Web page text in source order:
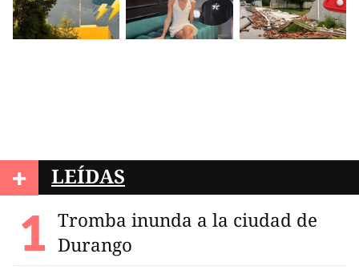
+ LEÍDAS
Tromba inunda a la ciudad de
Durango